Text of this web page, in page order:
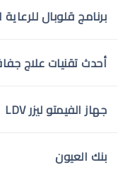
برنامج قلوبال للرعاية
أحدث تقنيات علاج
جهاز الفيمتو ليزر LDV
بنك العيون